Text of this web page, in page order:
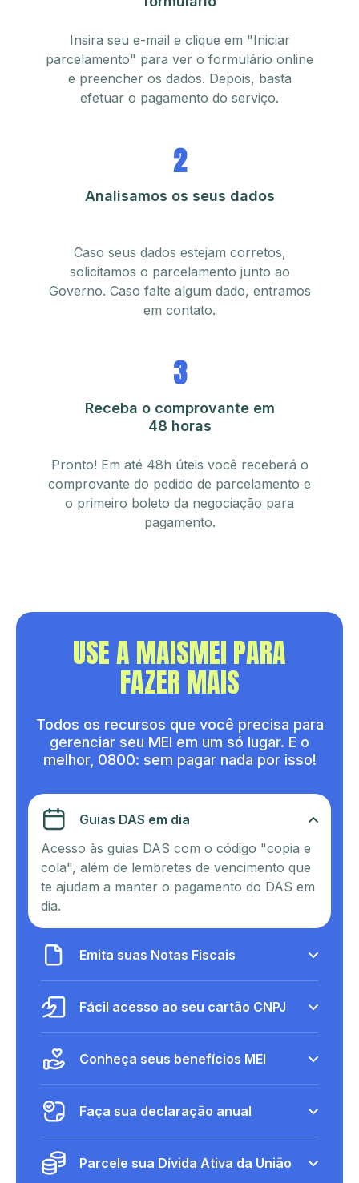
Insira seu e-mail e clique em "Iniciar
parcelamento" para ver o formulário online
e preencher os dados. Depois, basta
efetuar o pagamento do serviço.
2
Analisamos os seus dados
Caso seus dados estejam corretos,
solicitamos o parcelamento junto ao
Governo. Caso falte algum dado, entramos
em contato.
3
Receba o comprovante em
48 horas
Pronto! Em até 48h úteis você receberá o
comprovante do pedido de parcelamento e
o primeiro boleto da negociação para
pagamento.
USE A MAISMEI PARA
FAZER MAIS
Todos os recursos que você precisa para
gerenciar seu MEI em um só lugar. E o
melhor, 0800: sem pagar nada por isso!
Guias DAS em dia
Acesso às guias DAS com o código "copia e
cola", além de lembretes de vencimento que
te ajudam a manter o pagamento do DAS em
dia.
Emita suas Notas Fiscais
Fácil acesso ao seu cartão CNPJ
Conheça seus benefícios MEI
Faça sua declaração anual
Parcele sua Dívida Ativa da União